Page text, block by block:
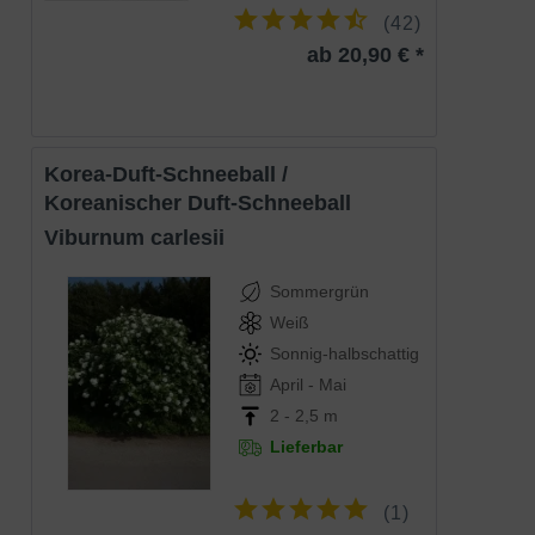
Der Viburnum tinus 'Variegatum'
(Buntblättriger Mittelmeer-Schneeball
'Variegatum') erweist sich als gut hitze-
von einer ansprechenden Belaubung
unterstützt wird.
(42)
ab 20,90 € *
Korea-Duft-Schneeball /
Koreanischer Duft-Schneeball
Viburnum carlesii
Sommergrün
Weiß
Sonnig-halbschattig
April - Mai
2 - 2,5 m
Lieferbar
(1)